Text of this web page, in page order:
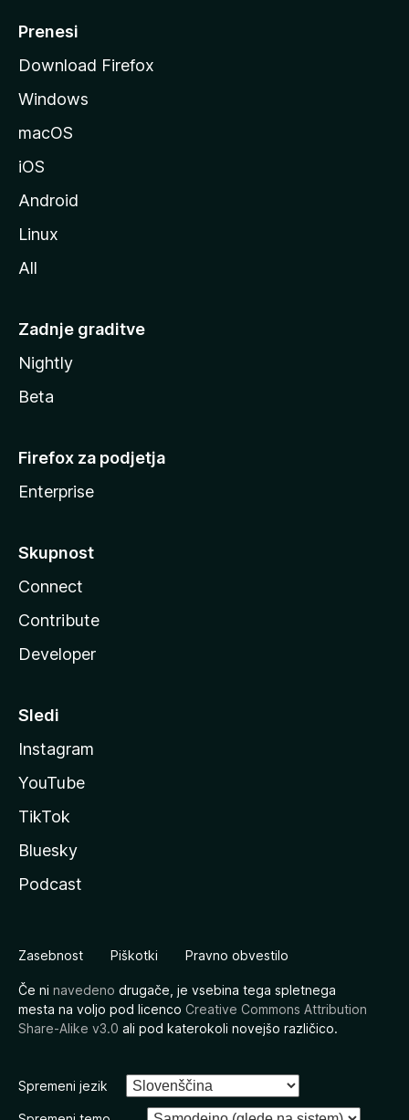
M
z
i
e
Prenesi
Download Firefox
Windows
macOS
iOS
Android
Linux
All
Zadnje graditve
Nightly
Beta
Firefox za podjetja
Enterprise
Skupnost
Connect
Contribute
Developer
Sledi
Instagram
YouTube
TikTok
Bluesky
Podcast
Zasebnost Piškotki Pravno obvestilo
Če ni navedeno drugače, je vsebina tega spletnega
mesta na voljo pod licenco Creative Commons Attribution
Share-Alike v3.0 ali pod katerokoli novejšo različico.
Spremeni jezik